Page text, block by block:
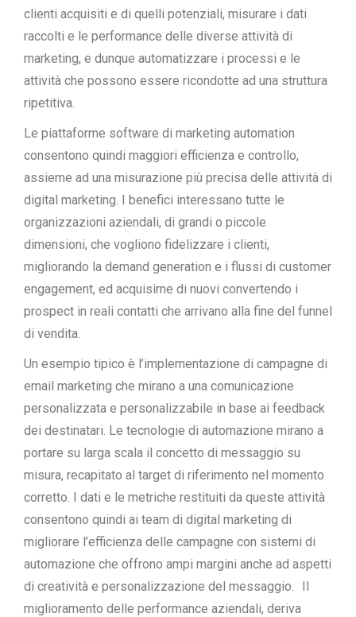
clienti acquisiti e di quelli potenziali, misurare i dati
raccolti e le performance delle diverse attività di
marketing, e dunque automatizzare i processi e le
attività che possono essere ricondotte ad una struttura
ripetitiva.
Le piattaforme software di marketing automation
consentono quindi maggiori efficienza e controllo,
assieme ad una misurazione più precisa delle attività di
digital marketing. I benefici interessano tutte le
organizzazioni aziendali, di grandi o piccole
dimensioni, che vogliono fidelizzare i clienti,
migliorando la demand generation e i flussi di customer
engagement, ed acquisirne di nuovi convertendo i
prospect in reali contatti che arrivano alla fine del funnel
di vendita.
Un esempio tipico è l’implementazione di campagne di
email marketing che mirano a una comunicazione
personalizzata e personalizzabile in base ai feedback
dei destinatari. Le tecnologie di automazione mirano a
portare su larga scala il concetto di messaggio su
misura, recapitato al target di riferimento nel momento
corretto. I dati e le metriche restituiti da queste attività
consentono quindi ai team di digital marketing di
migliorare l’efficienza delle campagne con sistemi di
automazione che offrono ampi margini anche ad aspetti
di creatività e personalizzazione del messaggio. Il
miglioramento delle performance aziendali, deriva